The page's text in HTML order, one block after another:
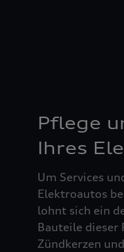
Pflege
Ihres
Um Services
Elektroautos
lohnt sich ein
Bauteile dieser
Zündkerzen